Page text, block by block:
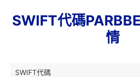
SWIFT代碼
情
SWIFT代碼